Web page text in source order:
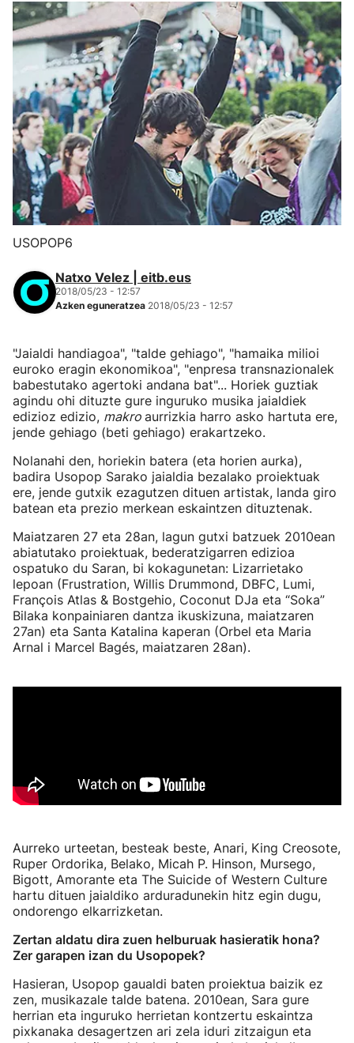
USOPOP6
Natxo Velez | eitb.eus
2018/05/23 - 12:57
Azken eguneratzea 2018/05/23 - 12:57
"Jaialdi handiagoa", "talde gehiago", "hamaika milioi
euroko eragin ekonomikoa", "enpresa transnazionalek
babestutako agertoki andana bat"... Horiek guztiak
agindu ohi dituzte gure inguruko musika jaialdiek
edizioz edizio, makro aurrizkia harro asko hartuta ere,
jende gehiago (beti gehiago) erakartzeko.
Nolanahi den, horiekin batera (eta horien aurka),
badira Usopop Sarako jaialdia bezalako proiektuak
ere, jende gutxik ezagutzen dituen artistak, landa giro
batean eta prezio merkean eskaintzen dituztenak.
Maiatzaren 27 eta 28an, lagun gutxi batzuek 2010ean
abiatutako proiektuak, bederatzigarren edizioa
ospatuko du Saran, bi kokagunetan: Lizarrietako
lepoan (Frustration, Willis Drummond, DBFC, Lumi,
François Atlas & Bostgehio, Coconut DJa eta “Soka”
Bilaka konpainiaren dantza ikuskizuna, maiatzaren
27an) eta Santa Katalina kaperan (Orbel eta Maria
Arnal i Marcel Bagés, maiatzaren 28an).
Aurreko urteetan, besteak beste, Anari, King Creosote,
Ruper Ordorika, Belako, Micah P. Hinson, Mursego,
Bigott, Amorante eta The Suicide of Western Culture
hartu dituen jaialdiko arduradunekin hitz egin dugu,
ondorengo elkarrizketan.
Zertan aldatu dira zuen helburuak hasieratik hona?
Zer garapen izan du Usopopek?
Hasieran, Usopop gaualdi baten proiektua baizik ez
zen, musikazale talde batena. 2010ean, Sara gure
herrian eta inguruko herrietan kontzertu eskaintza
pixkanaka desagertzen ari zela iduri zitzaigun eta